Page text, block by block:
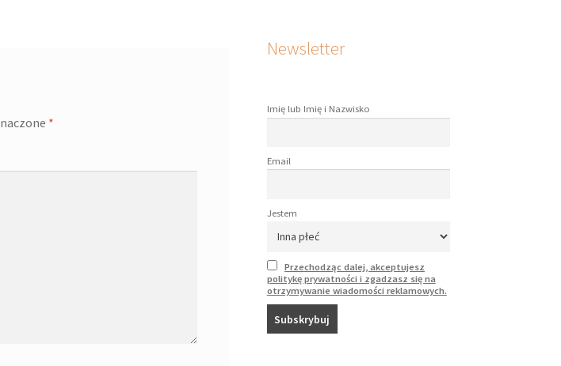
*
Newsletter
Imię lub Imię i Nazwisko
Email
Jestem
Przechodząc dalej, akceptujesz
politykę prywatności i zgadzasz się na
otrzymywanie wiadomości reklamowych.